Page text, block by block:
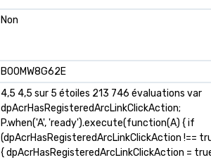
‎Non
B00MW8G62E
4,5 4,5 sur 5 étoiles 213 746 évaluations var
dpAcrHasRegisteredArcLinkClickAction;
P.when('A', 'ready').execute(function(A) { if
(dpAcrHasRegisteredArcLinkClickAction !==
{ dpAcrHasRegisteredArcLinkClickAction =